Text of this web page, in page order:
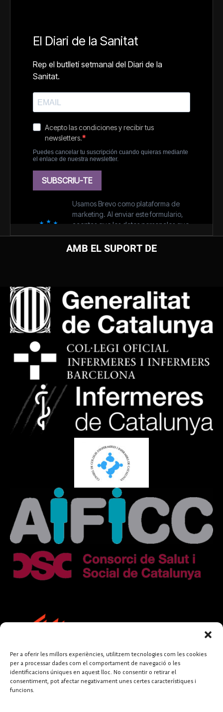
Per a oferir les millors experiències, utilitzem tecnologies com les cookies
per a processar dades com el comportament de navegació o les
identificacions úniques en aquest lloc. No consentir o retirar el
consentiment, pot afectar negativament unes certes característiques i
funcions.
AMB EL SUPORT DE